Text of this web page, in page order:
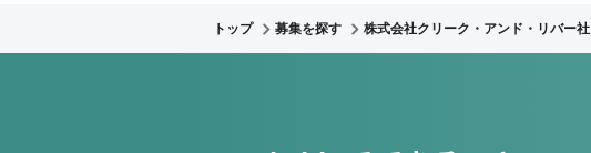
トップ 募集を探す 株式会社クリーク・アンド・リバー社